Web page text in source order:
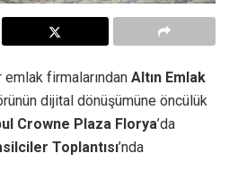
emlak firmalarından Altın Emlak
dijital dönüşümüne öncülük
Crowne Plaza Florya’da
Toplantısı’nda